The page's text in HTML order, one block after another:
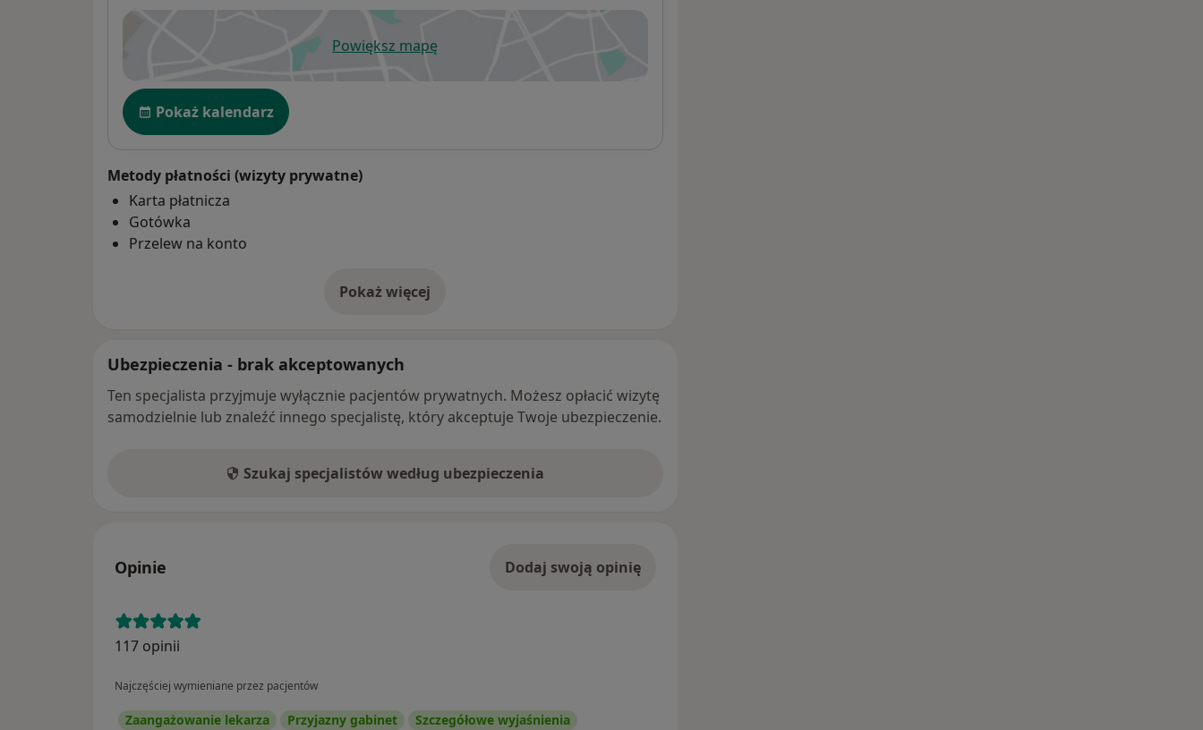
Powiększ mapęotwiera się w nowej karcie
Dostępność
Pokaż kalendarz
Metody płatności (wizyty prywatne)
Karta płatnicza
Gotówka
Przelew na konto
Pokaż więcej
o adresie
Ubezpieczenia - brak akceptowanych
Ten specjalista przyjmuje wyłącznie pacjentów prywatnych. Możesz opłacić wizytę
samodzielnie lub znaleźć innego specjalistę, który akceptuje Twoje ubezpieczenie.
Szukaj specjalistów według ubezpieczenia
Opinie Dodaj swoją opinię
117 opinii
Najczęściej wymieniane przez pacjentów
Zaangażowanie lekarza Przyjazny gabinet Szczegółowe wyjaśnienia